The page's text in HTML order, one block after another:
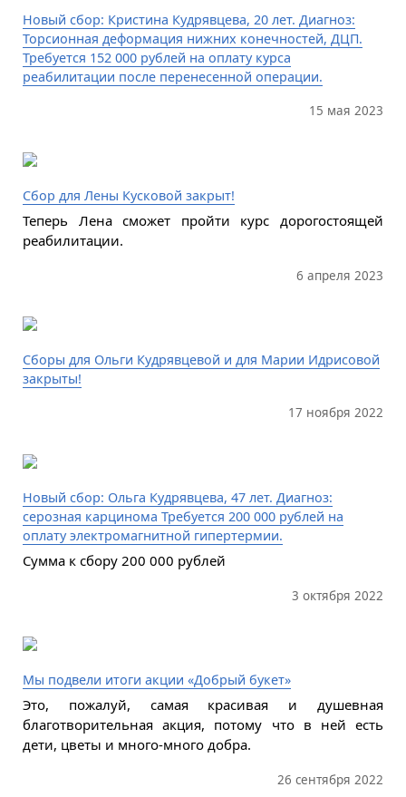
Новый сбор: Кристина Кудрявцева, 20 лет. Диагноз:
Торсионная деформация нижних конечностей, ДЦП.
Требуется 152 000 рублей на оплату курса
реабилитации после перенесенной операции.
15 мая 2023
Сбор для Лены Кусковой закрыт!
Теперь Лена сможет пройти курс дорогостоящей
реабилитации.
6 апреля 2023
Сборы для Ольги Кудрявцевой и для Марии Идрисовой
закрыты!
17 ноября 2022
Новый сбор: Ольга Кудрявцева, 47 лет. Диагноз:
серозная карцинома Требуется 200 000 рублей на
оплату электромагнитной гипертермии.
Сумма к сбору 200 000 рублей
3 октября 2022
Мы подвели итоги акции «Добрый букет»
Это, пожалуй, самая красивая и душевная
благотворительная акция, потому что в ней есть
дети, цветы и много-много добра.
26 сентября 2022